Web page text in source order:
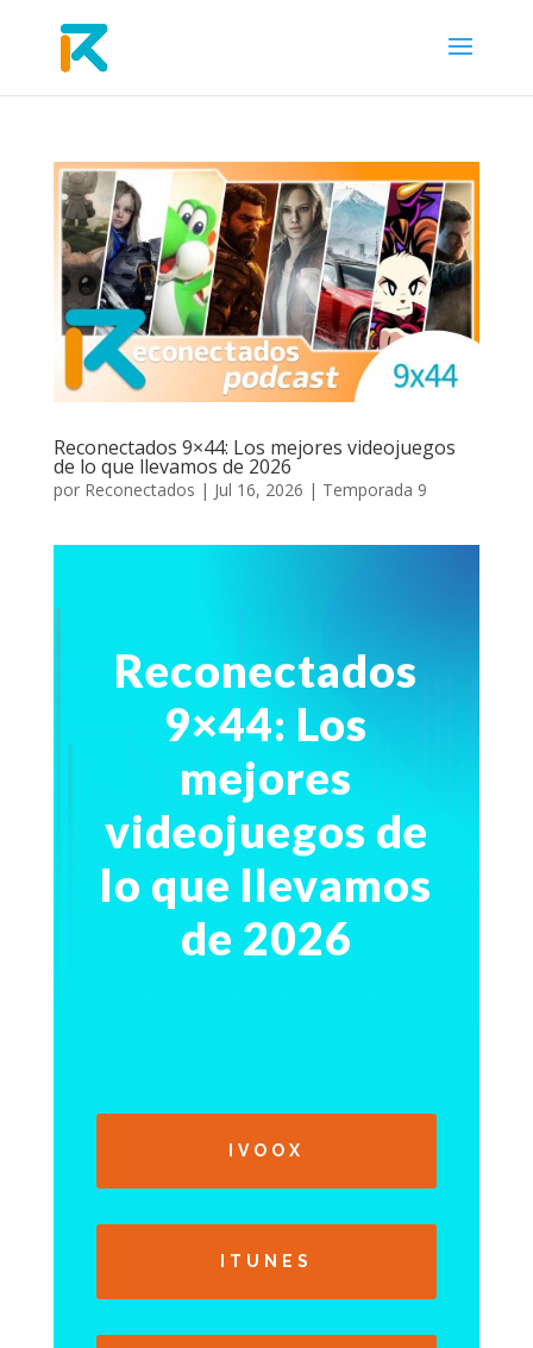
Reconectados 9×44: Los mejores videojuegos
de lo que llevamos de 2026
por Reconectados | Jul 16, 2026 | Temporada 9
Reconectados
9×44: Los
mejores
videojuegos de
lo que llevamos
de 2026
IVOOX
ITUNES